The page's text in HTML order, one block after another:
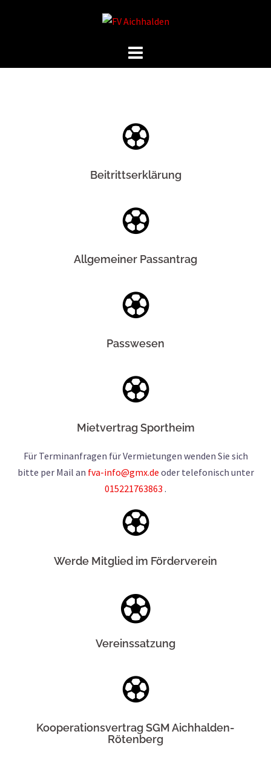
Beitrittserklärung
Allgemeiner Passantrag
Passwesen
Mietvertrag Sportheim
Für Terminanfragen für Vermietungen wenden Sie sich
bitte per Mail an fva-info@gmx.de oder telefonisch unter
015221763863 .
Werde Mitglied im Förderverein
Vereinssatzung
Kooperationsvertrag SGM Aichhalden-
Rötenberg